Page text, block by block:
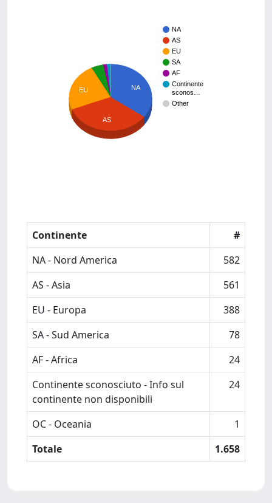
NA
AS
EU
SA
AF
Continente
sconos…
Other
NA
EU
AS
Continente
#
NA - Nord America
582
AS - Asia
561
EU - Europa
388
SA - Sud America
78
AF - Africa
24
Continente sconosciuto - Info sul
continente non disponibili
24
OC - Oceania
1
Totale
1.658